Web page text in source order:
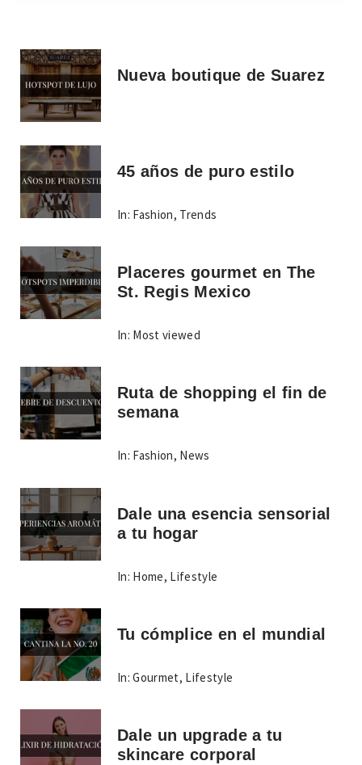
Nueva boutique de Suarez
45 años de puro estilo
In: Fashion, Trends
Placeres gourmet en The
St. Regis Mexico
In: Most viewed
Ruta de shopping el fin de
semana
In: Fashion, News
Dale una esencia sensorial
a tu hogar
In: Home, Lifestyle
Tu cómplice en el mundial
In: Gourmet, Lifestyle
Dale un upgrade a tu
skincare corporal